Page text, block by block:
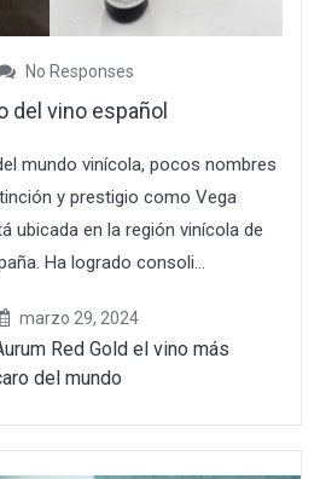
No Responses
del vino español
mundo vinícola, pocos nombres
y prestigio como Vega
ubicada en la región vinícola de
Ha logrado consoli...
marzo 29, 2024
Red Gold el vino más
del mundo